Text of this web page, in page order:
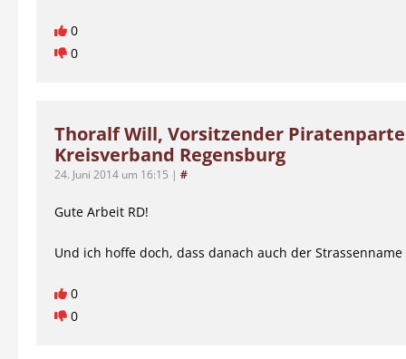
0
0
Thoralf Will, Vorsitzender
Kreisverband Regensburg
24. Juni 2014 um 16:15 | #
Gute Arbeit RD!
Und ich hoffe doch, dass danach auch der
0
0